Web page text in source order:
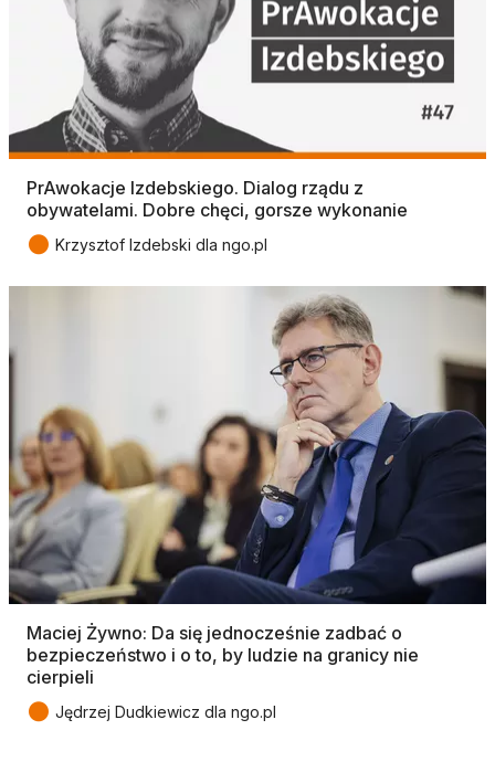
PrAwokacje Izdebskiego. Dialog rządu z
obywatelami. Dobre chęci, gorsze wykonanie
● Krzysztof Izdebski dla ngo.pl
Maciej Żywno: Da się jednocześnie zadbać o
bezpieczeństwo i o to, by ludzie na granicy nie
cierpieli
● Jędrzej Dudkiewicz dla ngo.pl